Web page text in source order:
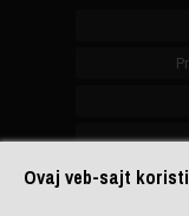
Ovaj veb-sajt